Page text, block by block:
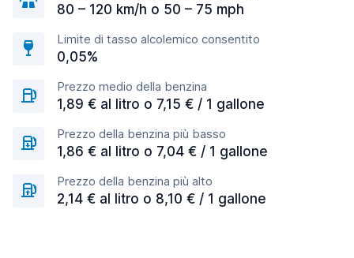
80 – 120 km/h o 50 – 75 mph
Limite di tasso alcolemico consentito
0,05%
Prezzo medio della benzina
1,89 € al litro o 7,15 € / 1 gallone
Prezzo della benzina più basso
1,86 € al litro o 7,04 € / 1 gallone
Prezzo della benzina più alto
2,14 € al litro o 8,10 € / 1 gallone